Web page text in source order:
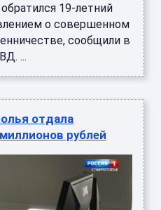
19-летний
о совершенном
сообщили в
...
отдала
рублей